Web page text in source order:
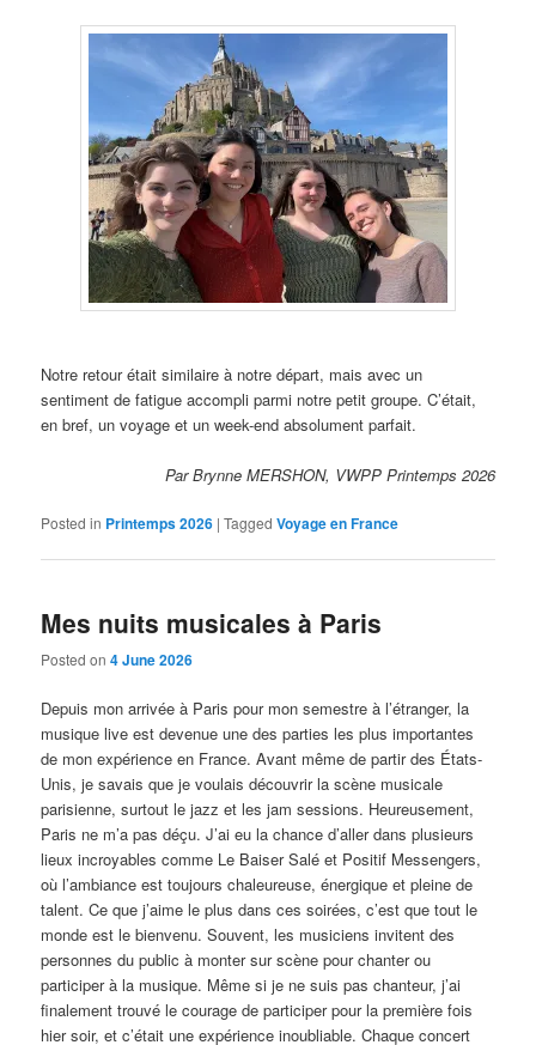
Notre retour était similaire à notre départ, mais avec un
sentiment de fatigue accompli parmi notre petit groupe. C’était,
en bref, un voyage et un week-end absolument parfait.
Par Brynne MERSHON, VWPP Printemps 2026
Posted in Printemps 2026 |Tagged Voyage en France
Mes nuits musicales à Paris
Posted on4 June 2026
Depuis mon arrivée à Paris pour mon semestre à l’étranger, la
musique live est devenue une des parties les plus importantes
de mon expérience en France. Avant même de partir des États-
Unis, je savais que je voulais découvrir la scène musicale
parisienne, surtout le jazz et les jam sessions. Heureusement,
Paris ne m’a pas déçu. J’ai eu la chance d’aller dans plusieurs
lieux incroyables comme Le Baiser Salé et Positif Messengers,
où l’ambiance est toujours chaleureuse, énergique et pleine de
talent. Ce que j’aime le plus dans ces soirées, c’est que tout le
monde est le bienvenu. Souvent, les musiciens invitent des
personnes du public à monter sur scène pour chanter ou
participer à la musique. Même si je ne suis pas chanteur, j’ai
finalement trouvé le courage de participer pour la première fois
hier soir, et c’était une expérience inoubliable. Chaque concert